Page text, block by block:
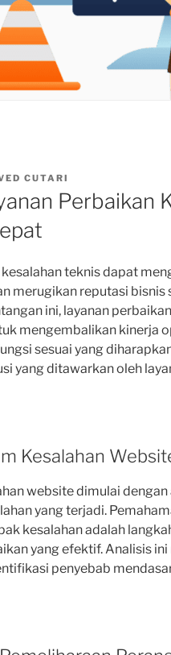
CUTARI
Perbaikan
teknis dapat
merugikan reputasi bisnis
ini, layanan
mengembalikan kinerja
sesuai yang
yang ditawarkan oleh
Kesalahan
website dimulai dengan
yang terjadi.
kesalahan adalah
yang efektif. Analisis
penyebab